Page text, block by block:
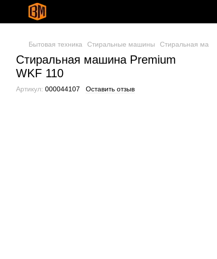
Бытовая техника Стиральные машины Стиральная
Стиральная машина Premium
WKF 110
Артикул: 000044107 Оставить отзыв